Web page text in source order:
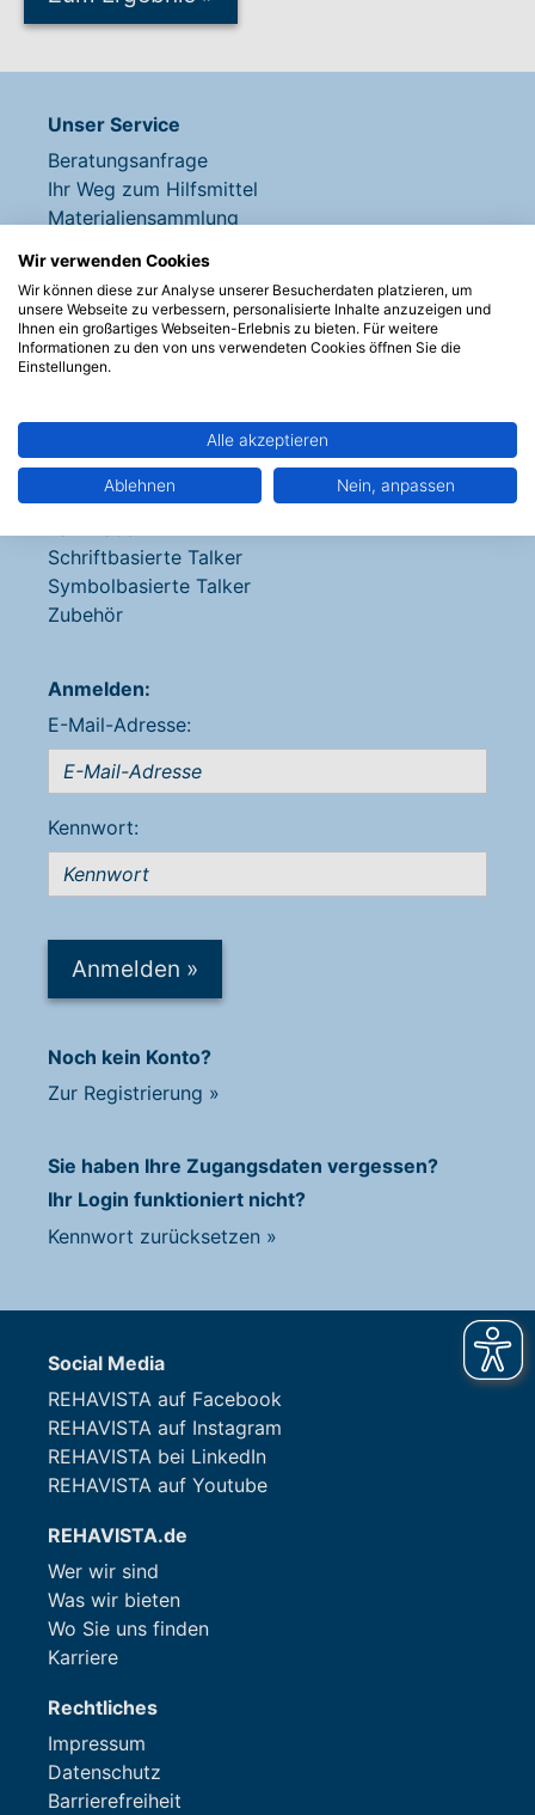
Unser Service
Beratungsanfrage
Ihr Weg zum Hilfsmittel
Materialiensammlung
Hilfe + Kontakt
Newsletter
Produkte entdecken
Sprachcomputer
Grid Pads
Schriftbasierte Talker
Symbolbasierte Talker
Zubehör
Anmelden:
E-Mail-Adresse:
Kennwort:
Anmelden »
Noch kein Konto?
Zur Registrierung »
Sie haben Ihre Zugangsdaten vergessen?
Ihr Login funktioniert nicht?
Kennwort zurücksetzen »
Social Media
REHAVISTA auf Facebook
REHAVISTA auf Instagram
REHAVISTA bei LinkedIn
REHAVISTA auf Youtube
REHAVISTA.de
Wer wir sind
Was wir bieten
Wo Sie uns finden
Karriere
Rechtliches
Impressum
Datenschutz
Barrierefreiheit
Wir verwenden Cookies
Wir können diese zur Analyse unserer Besucherdaten platzieren, um
unsere Webseite zu verbessern, personalisierte Inhalte anzuzeigen und
Ihnen ein großartiges Webseiten-Erlebnis zu bieten. Für weitere
Informationen zu den von uns verwendeten Cookies öffnen Sie die
Einstellungen.
Alle akzeptieren
Ablehnen Nein, anpassen